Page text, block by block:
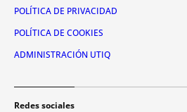
POLÍTICA DE PRIVACIDAD
POLÍTICA DE COOKIES
ADMINISTRACIÓN UTIQ
Redes sociales